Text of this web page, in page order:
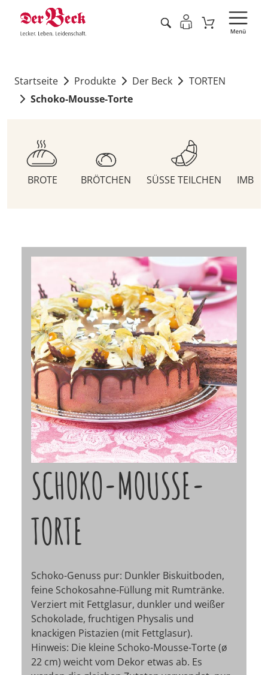
Startseite Produkte Der Beck
TORTEN
Schoko-Mousse-Torte
BROTE BRÖTCHEN SÜSSE TEILCHEN
SCHOKO-MOUSSE-
TORTE
Schoko-Genuss pur: Dunkler Biskuitboden,
feine Schokosahne-Füllung mit Rumtränke.
Verziert mit Fettglasur, dunkler und weißer
Schokolade, fruchtigen Physalis und
knackigen Pistazien (mit Fettglasur).
Hinweis: Die kleine Schoko-Mousse-Torte (ø
22 cm) weicht vom Dekor etwas ab. Es